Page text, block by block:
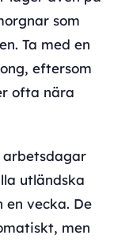
som
Ta med en
eftersom
ofta nära
arbetsdagar
utländska
en vecka. De
men